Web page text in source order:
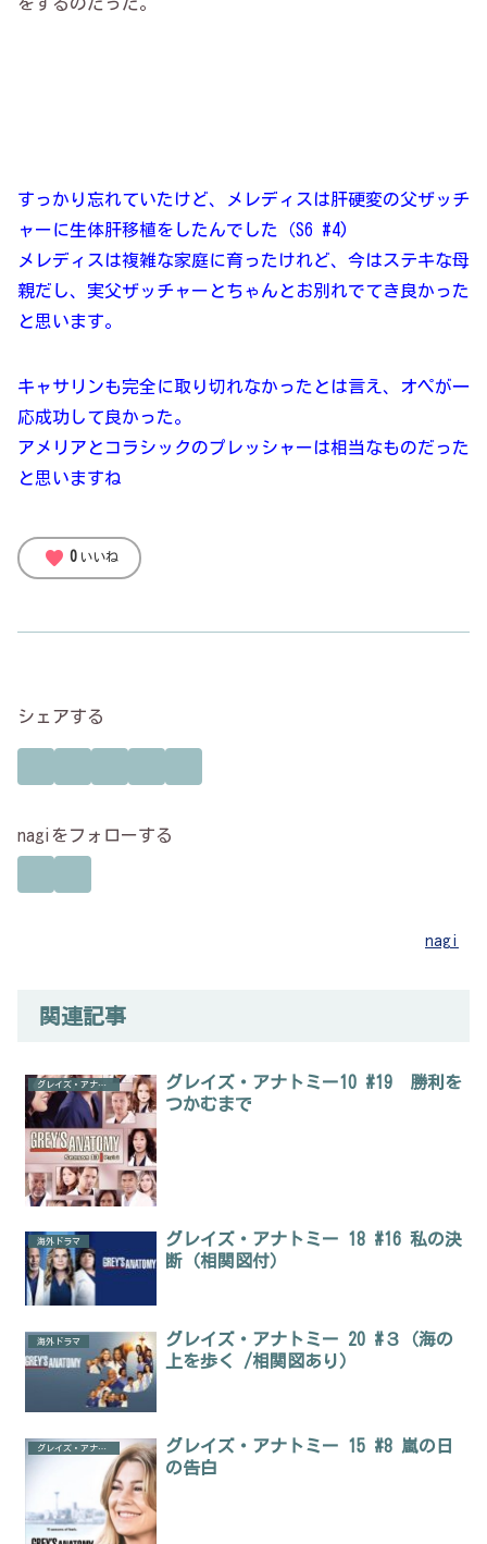
をするのだった。
すっかり忘れていたけど、メレディスは肝硬変の父ザッチ
ャーに生体肝移植をしたんでした（S6 #4)
メレディスは複雑な家庭に育ったけれど、今はステキな母
親だし、実父ザッチャーとちゃんとお別れでてき良かった
と思います。
キャサリンも完全に取り切れなかったとは言え、オペが一
応成功して良かった。
アメリアとコラシックのプレッシャーは相当なものだった
と思いますね
favorite 0 いいね
シェアする
nagiをフォローする
nagi
関連記事
グレイズ・アナトミー
グレイズ・アナトミー10 #19 勝利を
つかむまで
海外ドラマ
グレイズ・アナトミー 18 #16 私の決
断（相関図付）
海外ドラマ
グレイズ・アナトミー 20 #３（海の
上を歩く /相関図あり）
グレイズ・アナトミー
グレイズ・アナトミー 15 #8 嵐の日
の告白